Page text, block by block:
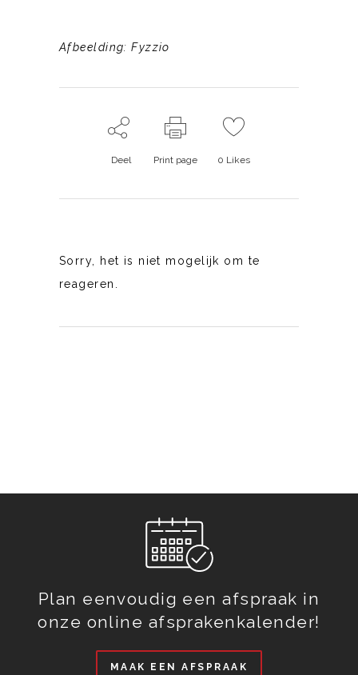
Afbeelding: Fyzzio
Deel Print page 0 Likes
Sorry, het is niet mogelijk om te
reageren.
Plan eenvoudig een afspraak in
onze online afsprakenkalender!
MAAK EEN AFSPRAAK